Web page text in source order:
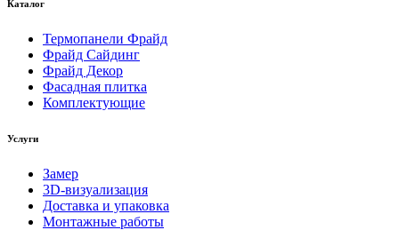
Каталог
Термопанели Фрайд
Фрайд Сайдинг
Фрайд Декор
Фасадная плитка
Комплектующие
Услуги
Замер
3D-визуализация
Доставка и упаковка
Монтажные работы